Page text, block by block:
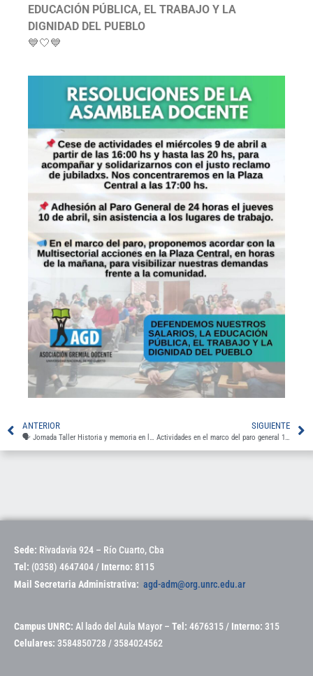
EDUCACIÓN PÚBLICA, EL TRABAJO Y LA
DIGNIDAD DEL PUEBLO
💙🤍💙
ANTERIOR
🗣️ Jornada Taller Historia y memoria en la sindicalización docente universitaria
SIGUIENTE
Actividades en el marco del paro general 10/04/25
Sede: Rivadavia 924 – Río Cuarto, Cba
Tel: (0358) 4647404 / Interno: 8115
Mail Secretaria Administrativa: agd-adm@org.unrc.edu.ar
Campus UNRC: Al lado del Aula Mayor – Tel: 4676315 / Interno: 315
Celulares: 3584850728 / 3584024562